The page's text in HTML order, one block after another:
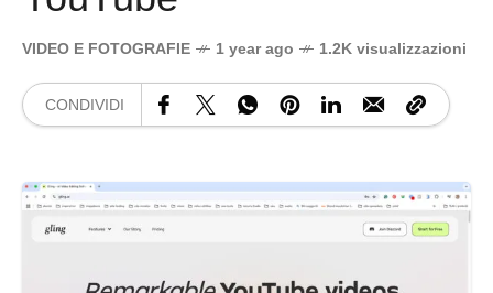
VIDEO E FOTOGRAFIE 1 year ago 1.2K visualizzazioni
CONDIVIDI